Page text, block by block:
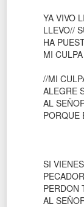
YA VIVO
LLEVO//
HA
MI
//MI
ALEGRE
AL
PORQUE
SI
PERDON
AL